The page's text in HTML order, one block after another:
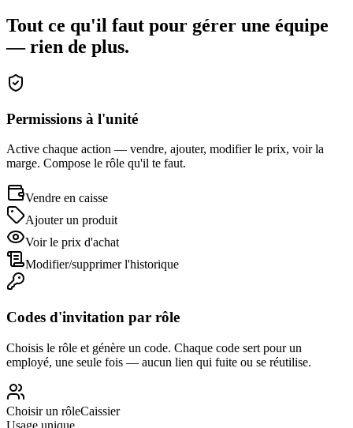
Tout ce qu'il faut pour gérer une équipe
— rien de plus.
Permissions à l'unité
Active chaque action — vendre, ajouter, modifier le prix, voir la
marge. Compose le rôle qu'il te faut.
Vendre en caisse
Ajouter un produit
Voir le prix d'achat
Modifier/supprimer l'historique
Codes d'invitation par rôle
Choisis le rôle et génère un code. Chaque code sert pour un
employé, une seule fois — aucun lien qui fuite ou se réutilise.
Choisir un rôleCaissier
Usage unique